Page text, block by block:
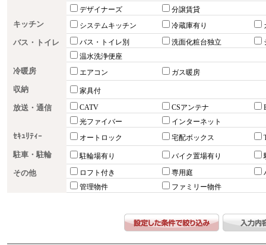
デザイナーズ
分譲賃貸
キッチン システムキッチン 冷蔵庫有り
バス・トイレ バス・トイレ別 洗面化粧台独立
温水洗浄便座
冷暖房 エアコン ガス暖房
収納 家具付
放送・通信 CATV CSアンテナ
光ファイバー
インターネット
ｾｷｭﾘﾃｨｰ オートロック 宅配ボックス
駐車・駐輪 駐輪場有り バイク置場有り
その他 ロフト付き 専用庭
管理物件
ファミリー物件